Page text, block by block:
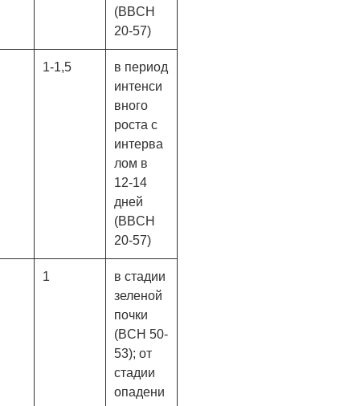
(BBCH
20-57)
1-1,5
в период
интенси
вного
роста с
интерва
лом в
12-14
дней
(BBCH
20-57)
1
в стадии
зеленой
почки
(BCH 50-
53); от
стадии
опадени